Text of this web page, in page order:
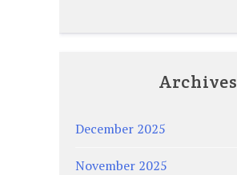
Archives
December 2025
November 2025